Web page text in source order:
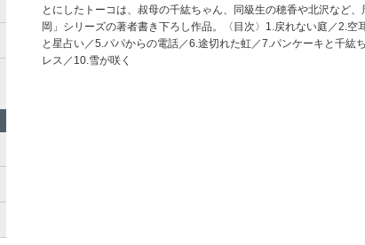
とにしたトーコは、叔母の千紘ちゃん、同級生の穂香や北沢など
岡」シリーズの著者書き下ろし作品。〈目次〉1.戻れない庭／2.
と星占い／5.パパからの電話／6.途切れた虹／7.パンケーキと千紘
レス／10.雪が咲く